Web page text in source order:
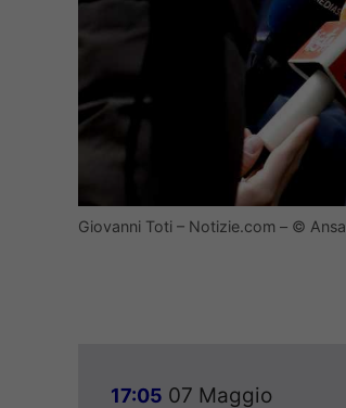
Giovanni Toti – Notizie.com – © Ansa
17:05 07 Maggio